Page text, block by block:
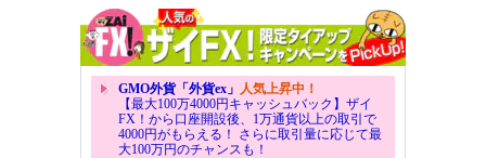
GMO外貨「外貨ex」 人気上昇中！
【最大100万4000円キャッシュバック】ザイ
FX！から口座開設後、1万通貨以上の取引で
4000円がもらえる！ さらに取引量に応じて最
大100万円のチャンスも！